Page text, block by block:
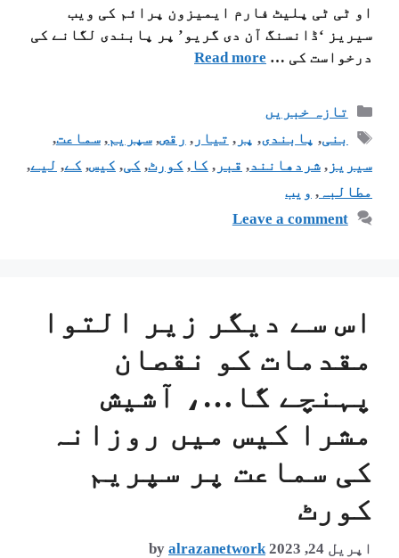
او ٹی ٹی پلیٹ فارم ایمیزون پرائم کی ویب
سیریز ‘ڈانسنگ آن دی گریو’ پر پابندی لگانے کی
درخواست کی … Read more
تازہ خبریں
بنی, پابندی, پر, تیار, رقص,سپریم,سماعت,
سیریز , شردھانند, قبر , کا , کورٹ, کی, کیس, کے, لیے,
مطالبہ , ویب
Leave a comment
اس سے دیگر زیر التوا
مقدمات کو نقصان
پہنچے گا…، آشیش
مشرا کیس میں روزانہ
کی سماعت پر سپریم
کورٹ
اپریل 24, 2023 by alrazanetwork